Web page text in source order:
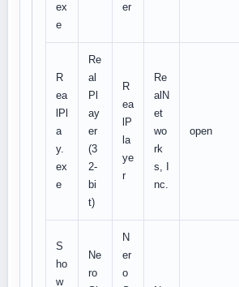
ex
e
er
R
ea
lPl
a
y.
ex
e
Re
al
Pl
ay
er
(3
2-
bi
t)
R
ea
lP
la
ye
r
Re
alN
et
wo
rk
s, I
nc.
open
S
ho
w
Ne
ro
N
er
o